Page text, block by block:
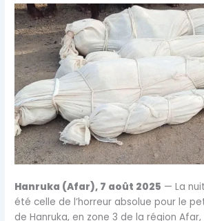
Hanruka (Afar), 7 août 2025 — La
été celle de l’horreur absolue pour le
de Hanruka, en zone 3 de la région Afar,